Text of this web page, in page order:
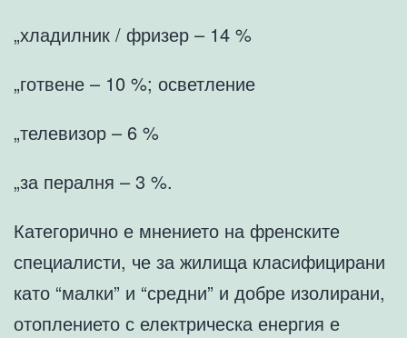
„хладилник / фризер – 14 %
„готвене – 10 %; осветление
„телевизор – 6 %
„за пералня – 3 %.
Категорично е мнението на френските
специалисти, че за жилища класифицирани
като “малки” и “средни” и добре изолирани,
отоплението с електрическа енергия е